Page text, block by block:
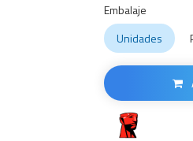
Embalaje
Unidades